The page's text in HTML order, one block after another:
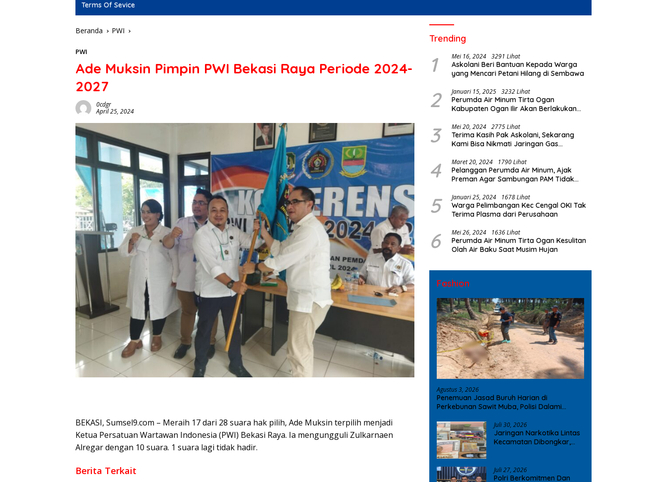
Terms Of Sevice
Beranda PWI
PWI
Ade Muksin Pimpin PWI Bekasi Raya Periode 2024-
2027
0cdgr
April 25, 2024
BEKASI, Sumsel9.com – Meraih 17 dari 28 suara hak pilih, Ade Muksin terpilih menjadi
Ketua Persatuan Wartawan Indonesia (PWI) Bekasi Raya. Ia mengungguli Zulkarnaen
Alregar dengan 10 suara. 1 suara lagi tidak hadir.
Berita Terkait
Trending
1 Mei 16, 2024 3291 Lihat
Askolani Beri Bantuan Kepada Warga
yang Mencari Petani Hilang di Sembawa
2 Januari 15, 2025 3232 Lihat
Perumda Air Minum Tirta Ogan
Kabupaten Ogan Ilir Akan Berlakukan
3 Mei 20, 2024 2775 Lihat
Terima Kasih Pak Askolani, Sekarang
Kami Bisa Nikmati Jaringan Gas
4 Maret 20, 2024 1790 Lihat
Pelanggan Perumda Air Minum, Ajak
Preman Agar Sambungan PAM Tidak
5 Januari 25, 2024 1678 Lihat
Warga Pelimbangan Kec Cengal OKI Tak
Terima Plasma dari Perusahaan
6 Mei 26, 2024 1636 Lihat
Perumda Air Minum Tirta Ogan Kesulitan
Olah Air Baku Saat Musim Hujan
Fashion
Agustus 3, 2026
Penemuan Jasad Buruh Harian di
Perkebunan Sawit Muba, Polisi Dalami
Juli 30, 2026
Jaringan Narkotika Lintas
Kecamatan Dibongkar,
Juli 27, 2026
Polri Berkomitmen Dan